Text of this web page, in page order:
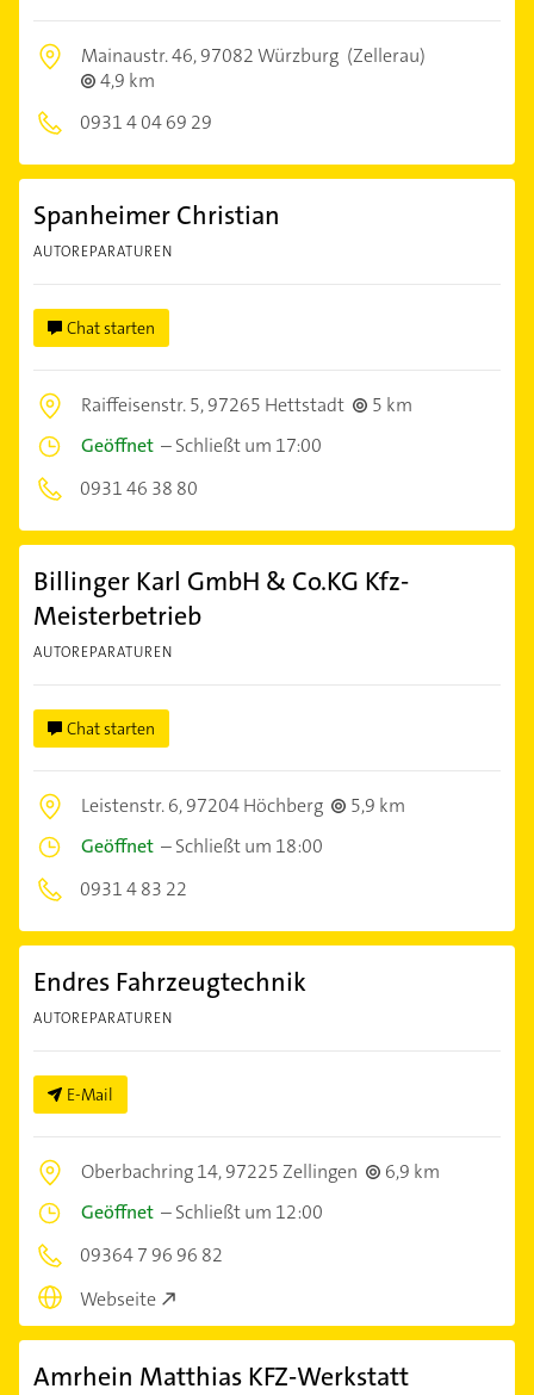
Mainaustr. 46,97082 Würzburg (Zellerau)
4,9 km
0931 4 04 69 29
Spanheimer Christian
AUTOREPARATUREN
Chat starten
Raiffeisenstr. 5,97265 Hettstadt
5 km
Geöffnet –Schließt um 17:00
0931 46 38 80
Billinger Karl GmbH & Co.KG Kfz-
Meisterbetrieb
AUTOREPARATUREN
Chat starten
Leistenstr. 6,97204 Höchberg
5,9 km
Geöffnet –Schließt um 18:00
0931 4 83 22
Endres Fahrzeugtechnik
AUTOREPARATUREN
E-Mail
Oberbachring 14,97225 Zellingen
6,9 km
Geöffnet –Schließt um 12:00
09364 7 96 96 82
Webseite
Amrhein Matthias KFZ-Werkstatt